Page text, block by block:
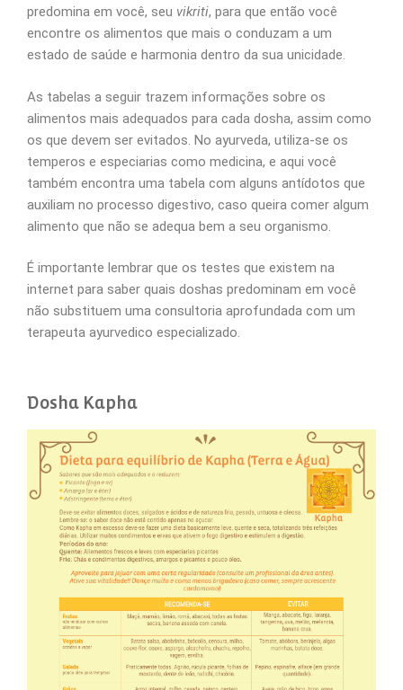
predomina em você, seu vikriti, para que então você
encontre os alimentos que mais o conduzam a um
estado de saúde e harmonia dentro da sua unicidade.
As tabelas a seguir trazem informações sobre os
alimentos mais adequados para cada dosha, assim como
os que devem ser evitados. No ayurveda, utiliza-se os
temperos e especiarias como medicina, e aqui você
também encontra uma tabela com alguns antídotos que
auxiliam no processo digestivo, caso queira comer algum
alimento que não se adequa bem a seu organismo.
É importante lembrar que os testes que existem na
internet para saber quais doshas predominam em você
não substituem uma consultoria aprofundada com um
terapeuta ayurvedico especializado.
Dosha Kapha